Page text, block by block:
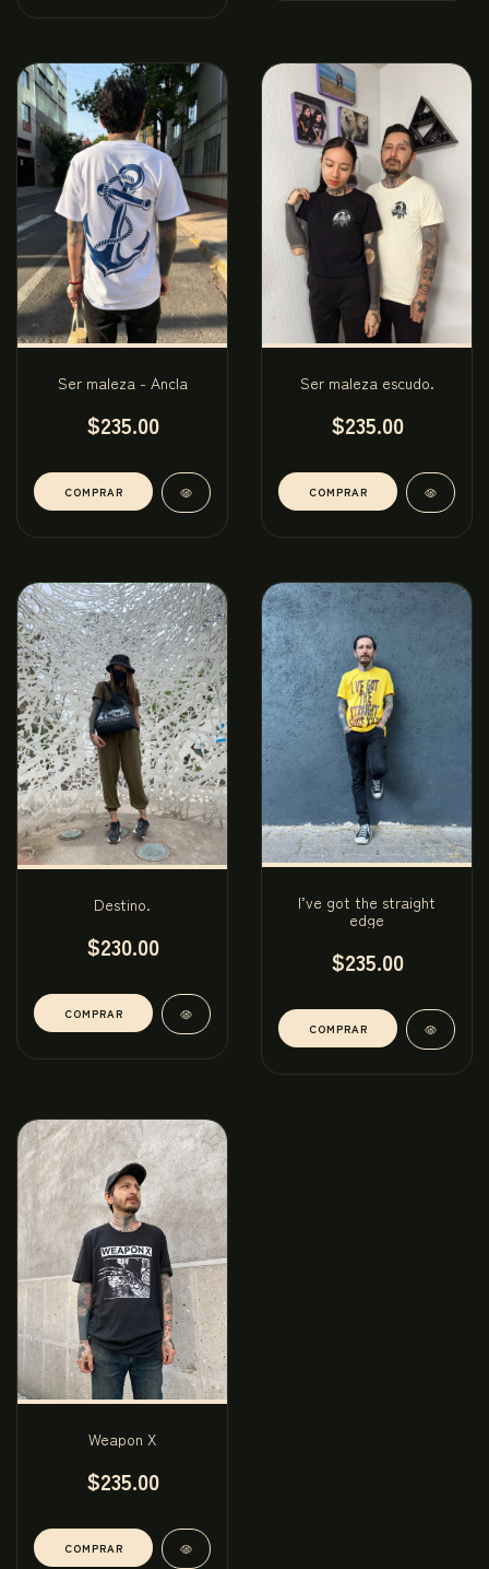
Ser maleza - Ancla
$235.00
COMPRAR
Ser maleza escudo.
$235.00
COMPRAR
Destino.
$230.00
COMPRAR
I’ve got the straight
edge
$235.00
COMPRAR
Weapon X
$235.00
COMPRAR